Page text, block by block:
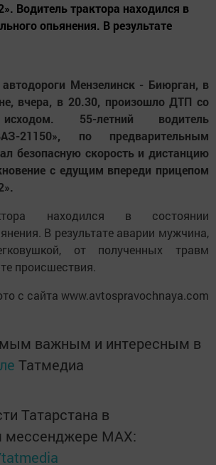
Водитель трактора находился в
опьянения. В результате
Мензелинск - Биюрган, в
вчера, в 20.30, произошло ДТП со
55-летний водитель
21150», по предварительным
безопасную скорость и дистанцию
с едущим впереди прицепом
находился в состоянии
В результате аварии мужчина,
от полученных травм
происшествия.
с сайта www.avtospravochnaya.com
важным и интересным в
Татмедиа
Татарстана в
мессенджере MАХ: